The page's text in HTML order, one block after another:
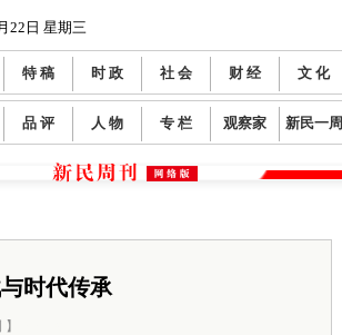
22日 星期三
特 稿 时 政 社 会 财 经 文 化
品 评 人 物 专 栏 观察家 新民一周
时代传承